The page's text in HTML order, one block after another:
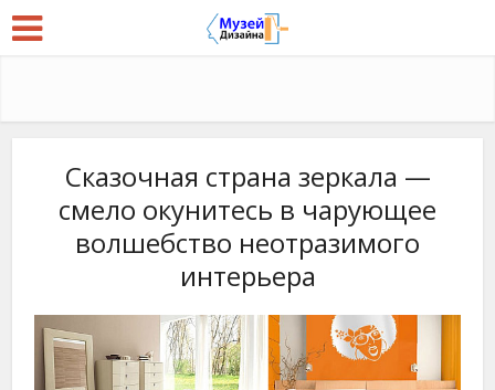
Сказочная страна зеркала —
смело окунитесь в чарующее
волшебство неотразимого
интерьера